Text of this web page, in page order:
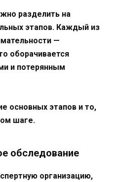
разделить на
этапов. Каждый из
—
оборачивается
и потерянным
основных этапов и то,
шаге.
обследование
организацию,